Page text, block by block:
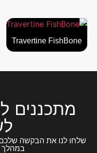
Travertine FishBone
מתכננים
שלחו לנו את הבקשה
במהלך